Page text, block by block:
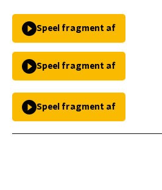
Speel fragment af
Speel fragment af
Speel fragment af